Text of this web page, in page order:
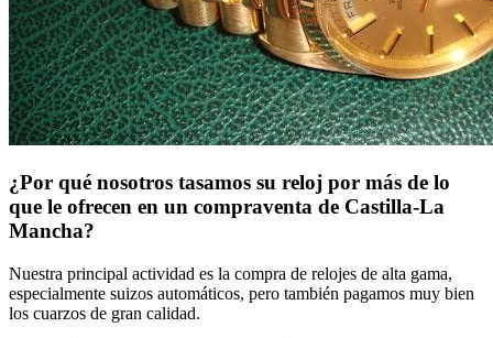
¿Por qué nosotros tasamos su reloj por más de lo
que le ofrecen en un compraventa de Castilla-La
Mancha?
Nuestra principal actividad es la compra de relojes de alta gama,
especialmente suizos automáticos, pero también pagamos muy bien
los cuarzos de gran calidad.